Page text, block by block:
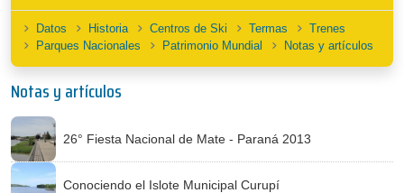
Datos Historia Centros de Ski Termas
Trenes
Parques Nacionales
Patrimonio Mundial Notas y artículos
Notas y artículos
26° Fiesta Nacional de Mate - Paraná 2013
Conociendo el Islote Municipal Curupí